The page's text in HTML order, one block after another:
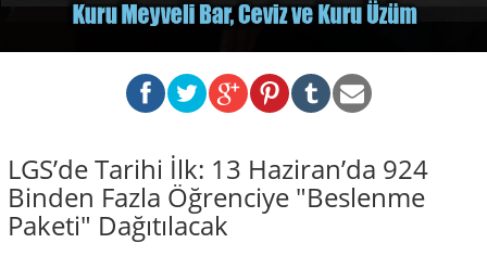
LGS’de Tarihi İlk: 13 Haziran’da 924
Binden Fazla Öğrenciye "Beslenme
Paketi" Dağıtılacak